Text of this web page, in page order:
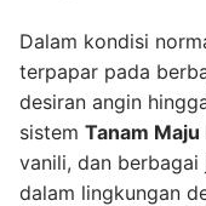
Dalam kondisi
terpapar pada
desiran angin
sistem Tanam
vanili, dan
dalam lingkungan